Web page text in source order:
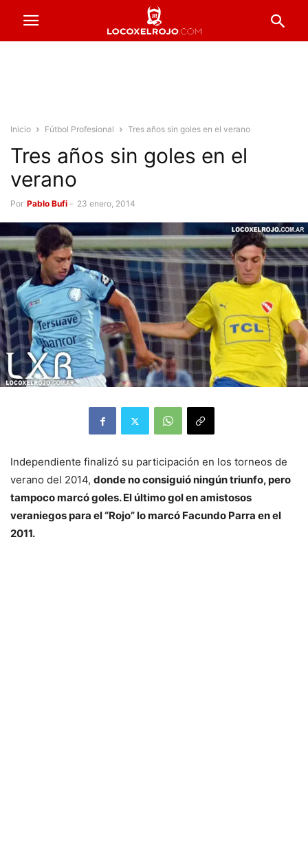
Inicio Fútbol Profesional Tres años sin goles en el verano
Tres años sin goles en el
verano
Por Pablo Bufi - 23 enero, 2014
Independiente finalizó su participación en los torneos de
verano del 2014, donde no consiguió ningún triunfo, pero
tampoco marcó goles. El último gol en amistosos
veraniegos para el “Rojo” lo marcó Facundo Parra en el
2011.